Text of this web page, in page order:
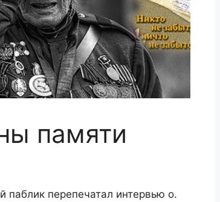
памяти
перепечатал интервью о.